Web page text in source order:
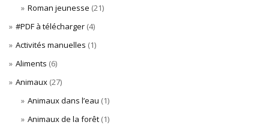
Roman jeunesse (21)
#PDF à télécharger (4)
Activités manuelles (1)
Aliments (6)
Animaux (27)
Animaux dans l’eau (1)
Animaux de la forêt(1)